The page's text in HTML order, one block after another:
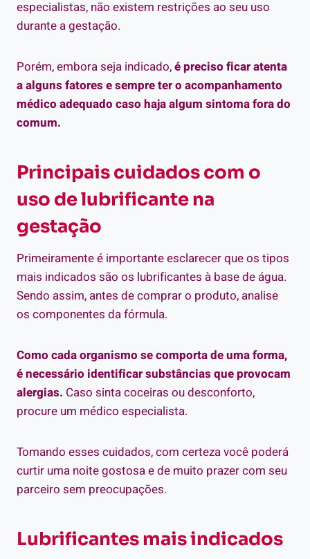
especialistas, não existem restrições ao seu uso
durante a gestação.
Porém, embora seja indicado,é preciso ficar atenta
a alguns fatores e sempre ter o acompanhamento
médico adequado caso haja algum sintoma fora do
comum.
Principais cuidados com o
uso de lubrificante na
gestação
Primeiramente é importante esclarecer que os tipos
mais indicados são os lubrificantes à base de água.
Sendo assim, antes de comprar o produto, analise
os componentes da fórmula.
Como cada organismo se comporta de uma forma,
é necessário identificar substâncias que provocam
alergias. Caso sinta coceiras ou desconforto,
procure um médico especialista.
Tomando esses cuidados, com certeza você poderá
curtir uma noite gostosa e de muito prazer com seu
parceiro sem preocupações.
Lubrificantes mais indicados